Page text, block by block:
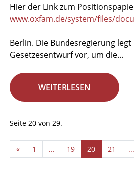
Hier der Link zum
www.oxfam.de/system/files/
Berlin. Die Bundesregierung legt
Gesetzesentwurf vor, um die...
WEITERLESEN
Seite 20 von 29.
« 1 ... 19 20 21 ...